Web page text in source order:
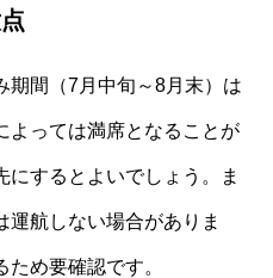
期間（7月中旬～8月末）は
よっては満席となることが
にするとよいでしょう。ま
運航しない場合がありま
め要確認です。